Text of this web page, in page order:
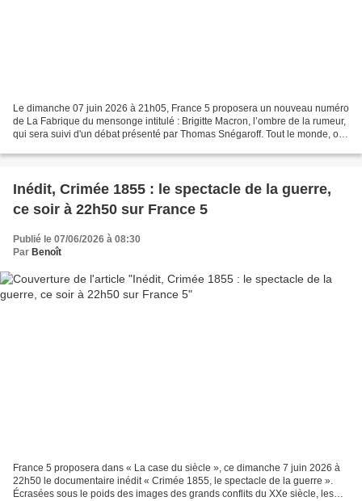
Le dimanche 07 juin 2026 à 21h05, France 5 proposera un nouveau numéro
de La Fabrique du mensonge intitulé : Brigitte Macron, l’ombre de la rumeur,
qui sera suivi d'un débat présenté par Thomas Snégaroff. Tout le monde, ou
Inédit, Crimée 1855 : le spectacle de la guerre,
ce soir à 22h50 sur France 5
Publié le 07/06/2026 à 08:30
Par Benoît
France 5 proposera dans « La case du siècle », ce dimanche 7 juin 2026 à
22h50 le documentaire inédit « Crimée 1855, le spectacle de la guerre ».
Écrasées sous le poids des images des grands conflits du XXe siècle, les